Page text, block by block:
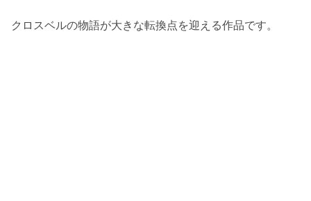
クロスベルの物語が大きな転換点を迎える作品です。